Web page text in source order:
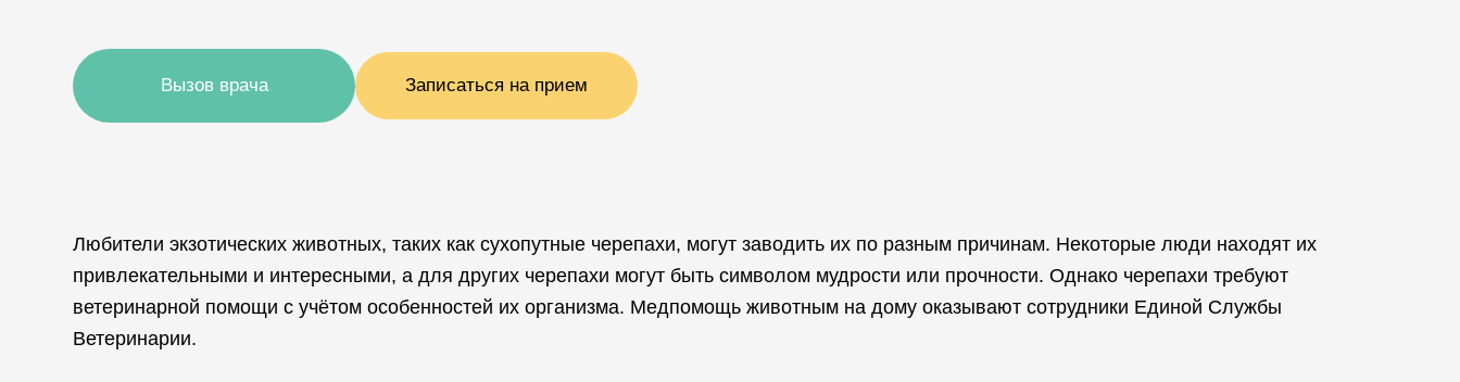
Вызов врача Записаться на прием
Любители экзотических животных, таких как сухопутные черепахи, могут заводить их по разным причинам. Некоторые люди находят их
привлекательными и интересными, а для других черепахи могут быть символом мудрости или прочности. Однако черепахи требуют
ветеринарной помощи с учётом особенностей их организма. Медпомощь животным на дому оказывают сотрудники Единой Службы
Ветеринарии.